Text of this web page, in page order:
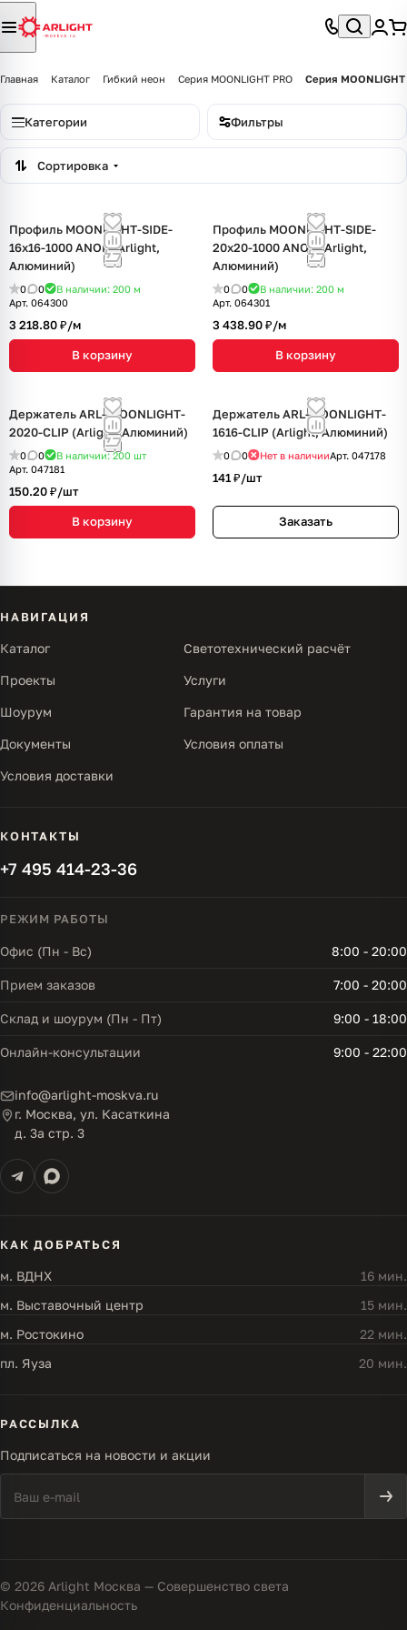
Главная Каталог Гибкий неон Серия MOONLIGHT PRO Серия MOONLIGHT
Категории Фильтры
Сортировка
Профиль MOONLIGHT-SIDE-
16x16-1000 ANOD (Arlight,
Алюминий)
0 0 В наличии: 200 м
Арт. 064300
3 218.80 ₽/м
В корзину
Профиль MOONLIGHT-SIDE-
20x20-1000 ANOD (Arlight,
Алюминий)
0 0 В наличии: 200 м
Арт. 064301
3 438.90 ₽/м
В корзину
Держатель ARL- MOONLIGHT-
2020-CLIP (Arlight, Алюминий)
0 0 В наличии: 200 шт
Арт. 047181
150.20 ₽/шт
В корзину
Держатель ARL-MOONLIGHT-
1616-CLIP (Arlight, Алюминий)
0 0 Нет в наличииАрт. 047178
141 ₽/шт
Заказать
НАВИГАЦИЯ
Каталог Светотехнический расчёт
Проекты Услуги
Шоурум Гарантия на товар
Документы Условия оплаты
Условия доставки
КОНТАКТЫ
+7 495 414-23-36
РЕЖИМ РАБОТЫ
Офис (Пн - Вс) 8:00 - 20:00
Прием заказов 7:00 - 20:00
Склад и шоурум (Пн - Пт) 9:00 - 18:00
Онлайн-консультации 9:00 - 22:00
info@arlight-moskva.ru
г. Москва, ул. Касаткина
д. 3а стр. 3
КАК ДОБРАТЬСЯ
м. ВДНХ
16 мин.
м. Выставочный центр
15 мин.
м. Ростокино
22 мин.
пл. Яуза
20 мин.
РАССЫЛКА
Подписаться на новости и акции
© 2026 Arlight Москва — Совершенство света
Конфиденциальность